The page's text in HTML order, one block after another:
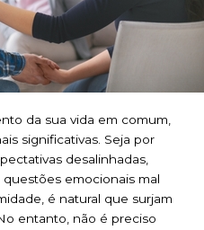
da sua vida em comum,
significativas. Seja por
desalinhadas,
emocionais mal
é natural que surjam
entanto, não é preciso